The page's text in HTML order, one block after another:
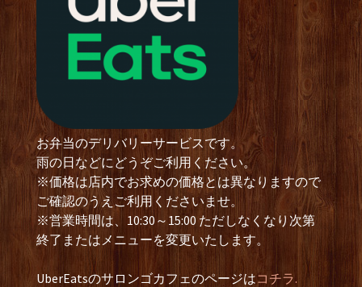
お弁当のデリバリーサービスです。
雨の日などにどうぞご利用ください。
※価格は店内でお求めの価格とは異なりますので
ご確認のうえご利用くださいませ。
※営業時間は、10:30～15:00 ただしなくなり次第
終了またはメニューを変更いたします。
UberEatsのサロンゴカフェのページはコチラ.